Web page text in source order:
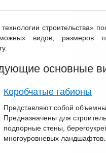
строительства»
видов, размеров
основные
Коробчатые габионы
Представляют собой
Предназначены для
подпорные стены,
многоуровневых ландшафтов...